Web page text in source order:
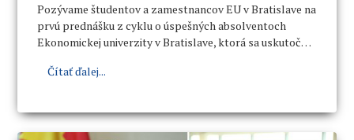
Pozývame študentov a zamestnancov EU v Bratislave na
prvú prednášku z cyklu o úspešných absolventoch
Ekonomickej univerzity v Bratislave, ktorá sa uskutoční
miestnosti V1 (budova NHF a OF).
Čítať ďalej...